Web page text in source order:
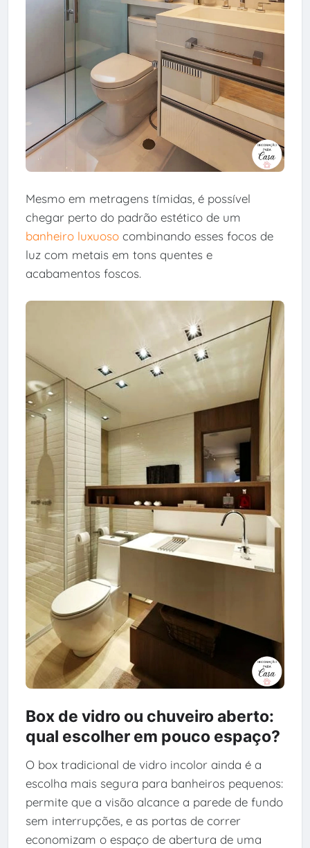
Mesmo em metragens tímidas, é possível
chegar perto do padrão estético de um
banheiro luxuosocombinando esses focos de
luz com metais em tons quentes e
acabamentos foscos.
Box de vidro ou chuveiro aberto:
qual escolher em pouco espaço?
O box tradicional de vidro incolor ainda é a
escolha mais segura para banheiros pequenos:
permite que a visão alcance a parede de fundo
sem interrupções, e as portas de correr
economizam o espaço de abertura de uma